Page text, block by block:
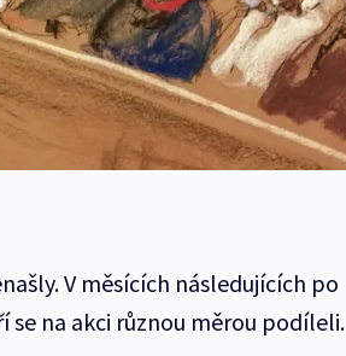
V měsících následujících po
na akci různou měrou podíleli.